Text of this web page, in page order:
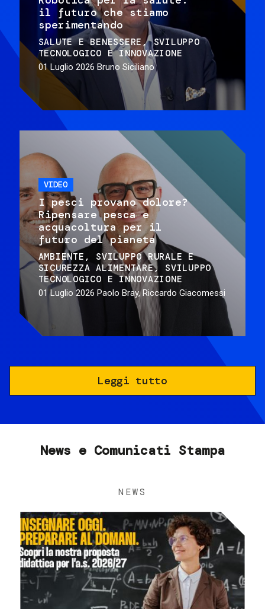
il futuro che stiamo
sperimentando
SALUTE E BENESSERE
SVILUPPO
TECNOLOGICO E INNOVAZIONE
01 Luglio 2026 Bruno Siciliano
VIDEO
I pesci provano dolore?
Ripensare pesca e
acquacoltura per il
futuro del pianeta
AMBIENTE
SVILUPPO RURALE E
SICUREZZA ALIMENTARE
SVILUPPO
TECNOLOGICO E INNOVAZIONE
01 Luglio 2026 Paolo Bray, Riccardo Giacomessi
Leggi tutto
News e Comunicati Stampa
NEWS